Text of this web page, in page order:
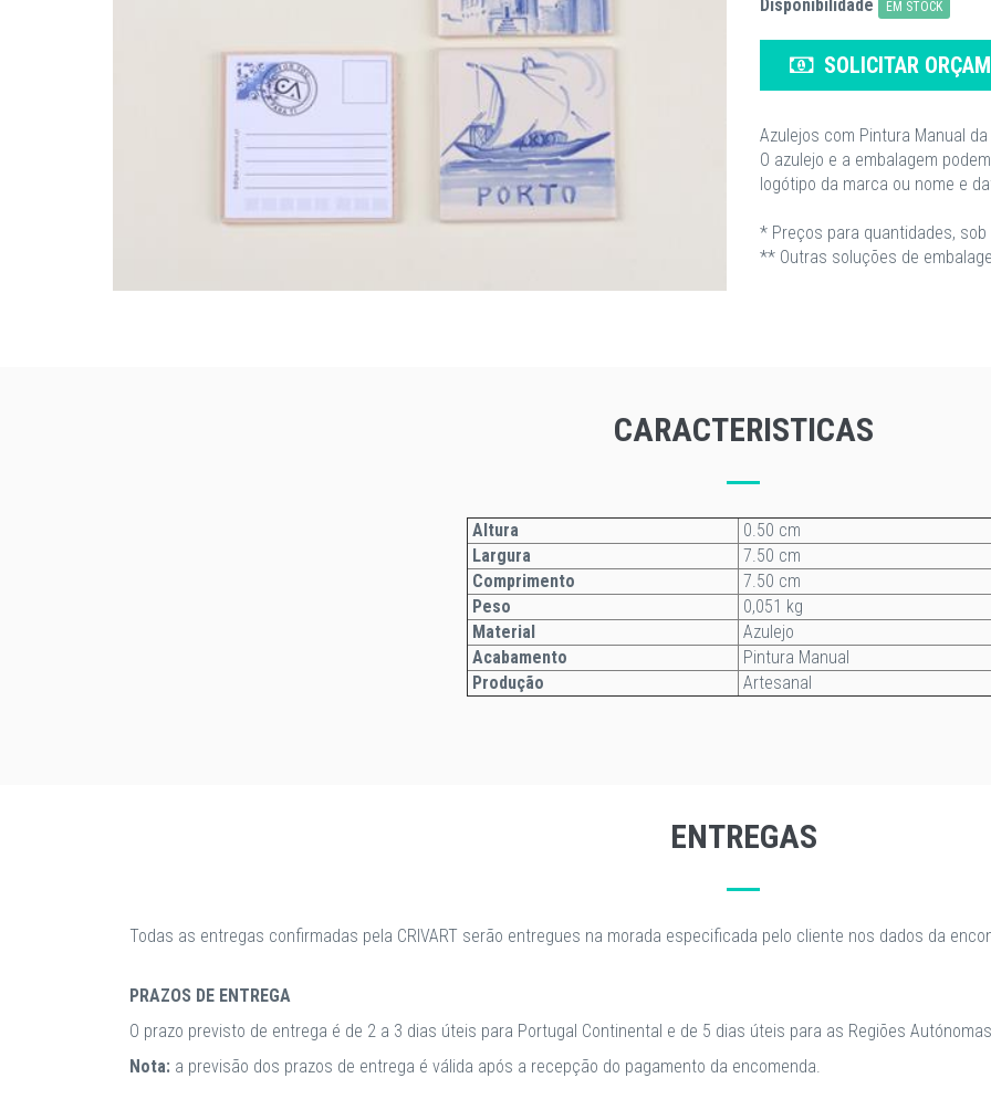
Disponibilidade EM STOCK
SOLICITAR
Azulejos com Pintura Manual
O azulejo e a embalagem
logótipo da marca ou nome e
* Preços para quantidades,
** Outras soluções de
CARACTERISTICAS
Altura
0.50 cm
Largura
7.50 cm
Comprimento
7.50 cm
Peso
0,051 kg
Material
Azulejo
Acabamento
Pintura Manual
Produção
Artesanal
ENTREGAS
Todas as entregas confirmadas pela CRIVART serão entregues na morada especificada pelo cliente nos dados da
PRAZOS DE ENTREGA
O prazo previsto de entrega é de 2 a 3 dias úteis para Portugal Continental e de 5 dias úteis para as Regiões
Nota: a previsão dos prazos de entrega é válida após a recepção do pagamento da encomenda.